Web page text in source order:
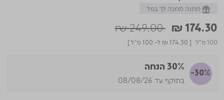
מתנה מחכה לך בסל
Price reduced from
₪ 249.00to₪ 174.30
100 מ"ל [
₪ 174.30 ל- 100 מ"ל ]
-30%
30% הנחה
בתוקף עד 08/08/26